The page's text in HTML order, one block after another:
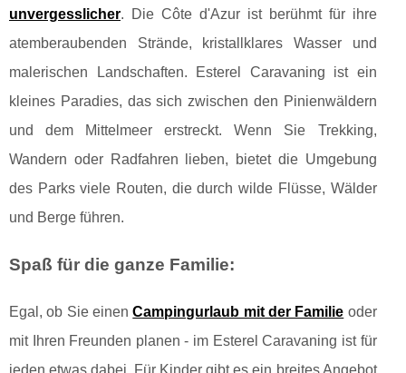
unvergesslicher. Die Côte d'Azur ist berühmt für ihre
atemberaubenden Strände, kristallklares Wasser und
malerischen Landschaften. Esterel Caravaning ist ein
kleines Paradies, das sich zwischen den Pinienwäldern
und dem Mittelmeer erstreckt. Wenn Sie Trekking,
Wandern oder Radfahren lieben, bietet die Umgebung
des Parks viele Routen, die durch wilde Flüsse, Wälder
und Berge führen.
Spaß für die ganze Familie:
Egal, ob Sie einenCampingurlaub mit der Familie oder
mit Ihren Freunden planen - im Esterel Caravaning ist für